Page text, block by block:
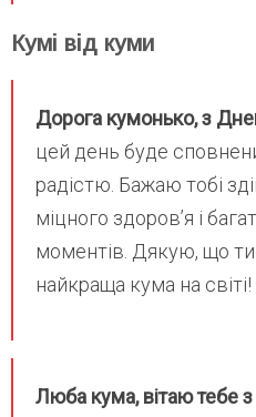
Кумі від куми
Дорога кумонько, з
цей день буде
радістю. Бажаю тобі
міцного здоров’я і
моментів. Дякую, що
найкраща кума на світі!
Люба кума, вітаю тебе